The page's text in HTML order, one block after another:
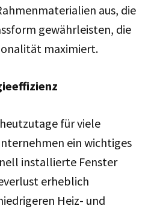
aus, die
gewährleisten, die
maximiert.
für viele
ein wichtiges
installierte Fenster
erheblich
Heiz- und